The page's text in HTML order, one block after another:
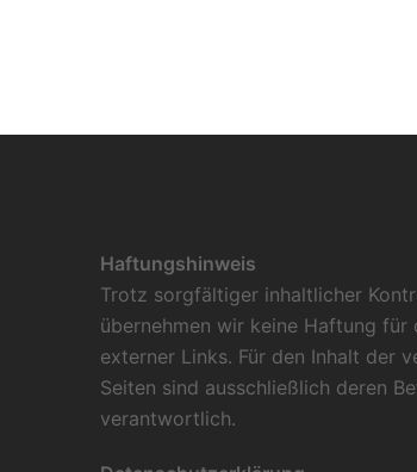
Haftungshinweis
Trotz sorgfältiger inhaltlicher
übernehmen wir keine Haftung für
externer Links. Für den Inhalt der
Seiten sind ausschließlich deren
verantwortlich.